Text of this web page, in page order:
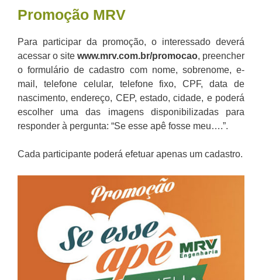
Promoção MRV
Para participar da promoção, o interessado deverá
acessar o site www.mrv.com.br/promocao, preencher
o formulário de cadastro com nome, sobrenome, e-
mail, telefone celular, telefone fixo, CPF, data de
nascimento, endereço, CEP, estado, cidade, e poderá
escolher uma das imagens disponibilizadas para
responder à pergunta: “Se esse apê fosse meu….”.
Cada participante poderá efetuar apenas um cadastro.